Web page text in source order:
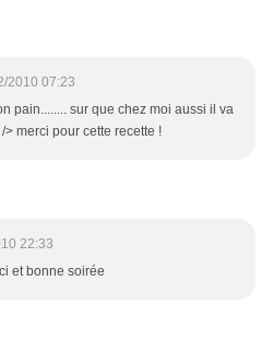
2010 07:23
pain........ sur que chez moi aussi il va
> merci pour cette recette !
22:33
et bonne soirée